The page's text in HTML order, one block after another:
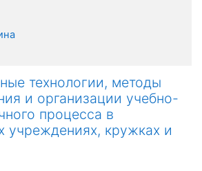
технологии, методы
и организации учебно-
процесса в
учреждениях, кружках и